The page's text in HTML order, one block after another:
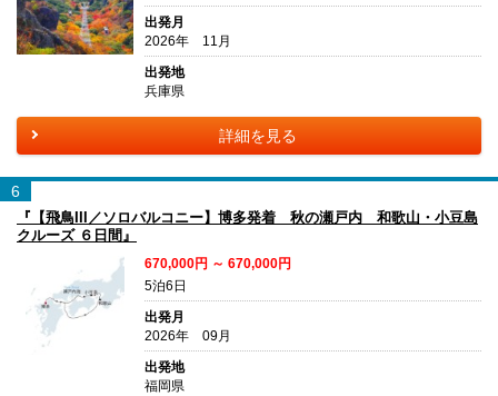
出発月
2026年 11月
出発地
兵庫県
詳細を見る
6
『【飛鳥III／ソロバルコニー】博多発着 秋の瀬戸内 和歌山・小豆島
クルーズ ６日間』
670,000円 ～ 670,000円
5泊6日
出発月
2026年 09月
出発地
福岡県